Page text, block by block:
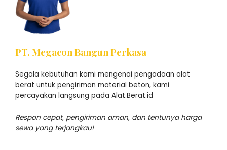
PT. Megacon Bangun Perkasa
Segala kebutuhan kami mengenai pengadaan alat
berat untuk pengiriman material beton, kami
percayakan langsung pada Alat.Berat.id
Respon cepat, pengiriman aman, dan tentunya harga
sewa yang terjangkau!